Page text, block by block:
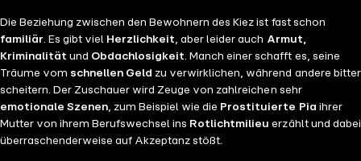
Die Beziehung zwischen den Bewohnern des Kiez ist fast schon
familiär. Es gibt viel Herzlichkeit, aber leider auch Armut,
Kriminalität und Obdachlosigkeit. Manch einer schafft es, seine
Träume vom schnellen Geld zu verwirklichen, während andere bitter
scheitern. Der Zuschauer wird Zeuge von zahlreichen sehr
emotionale Szenen, zum Beispiel wie die Prostituierte Pia ihrer
Mutter von ihrem Berufswechsel ins Rotlichtmilieu erzählt und dabei
überraschenderweise auf Akzeptanz stößt.